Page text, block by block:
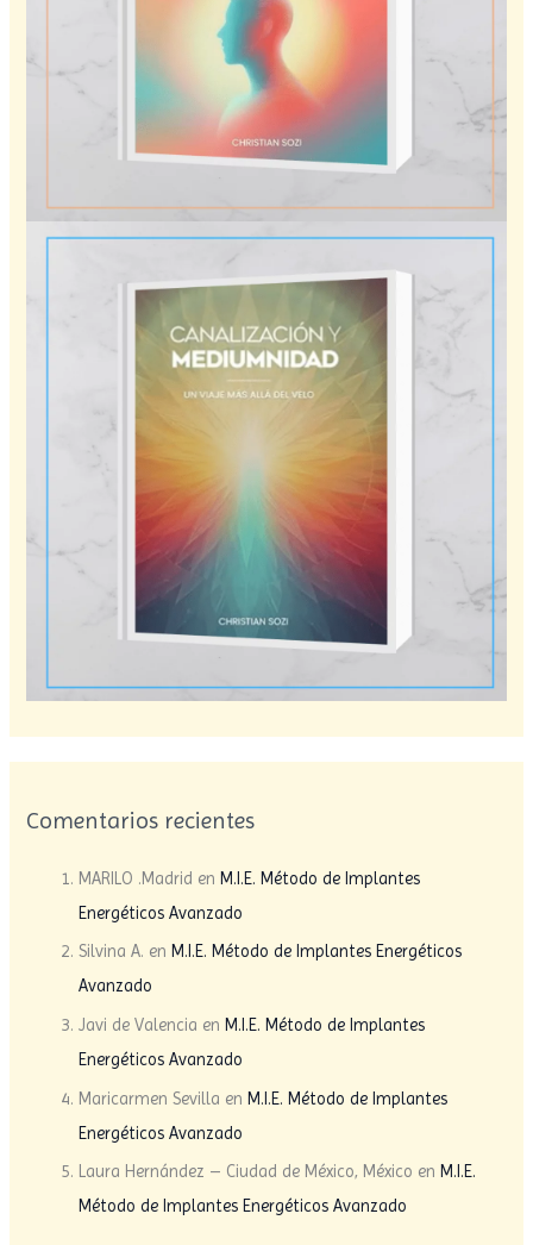
Comentarios recientes
MARILO .Madrid en M.I.E. Método de Implantes
Energéticos Avanzado
Silvina A. en M.I.E. Método de Implantes Energéticos
Avanzado
Javi de Valencia en M.I.E. Método de Implantes
Energéticos Avanzado
Maricarmen Sevilla enM.I.E. Método de Implantes
Energéticos Avanzado
Laura Hernández – Ciudad de México, México en M.I.E.
Método de Implantes Energéticos Avanzado